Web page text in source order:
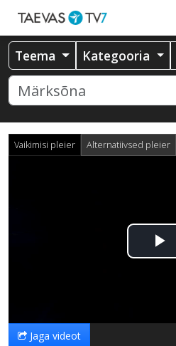
Teema Kategooria
Vaikimisi pleier Alternatiivsed pleier
Jaga videot